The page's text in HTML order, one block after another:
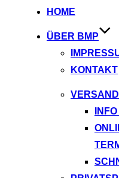
HOME
ÜBER BMP
KONTAKT